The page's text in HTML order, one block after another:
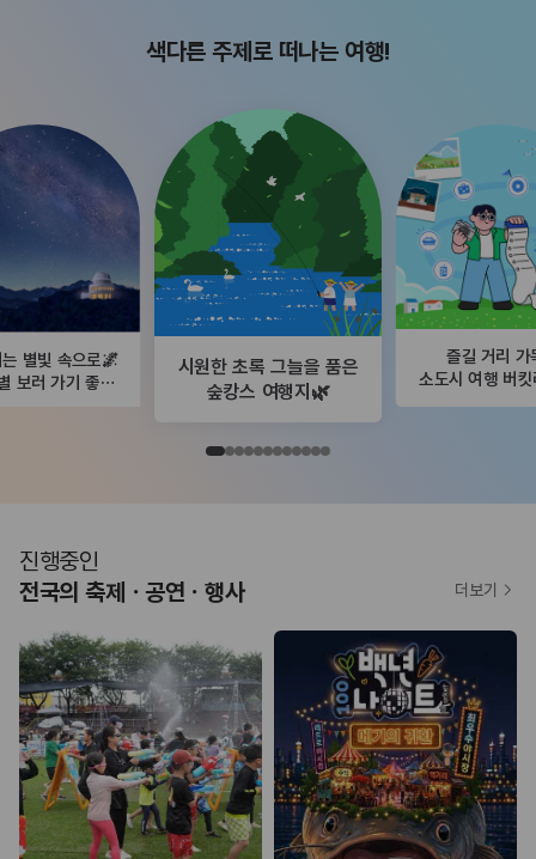
색다른 주제로 떠나는 여행!
별빛 속으로🌌
보러 가기 좋은
시원한 초록 그늘을 품은
숲캉스 여행지🌿
즐길 거리 가
소도시 여행 버킷
진행중인
전국의 축제ㆍ공연ㆍ행사
더보기